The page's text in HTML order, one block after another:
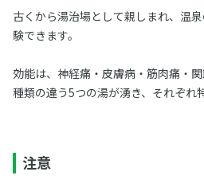
古くから湯治場として親しまれ、温
験できます。
効能は、神経痛・皮膚病・筋肉痛・関
種類の違う5つの湯が湧き、それぞれ
注意